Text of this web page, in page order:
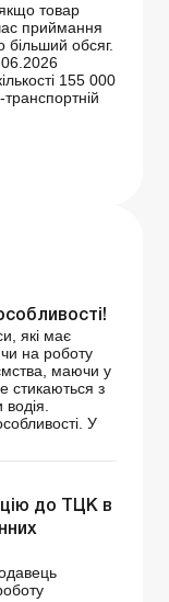
товар
приймання
більший обсяг.
155 000
які має
на роботу
маючи у
стикаються з
водія.
У
до ТЦК в